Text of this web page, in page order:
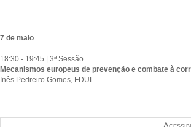
7 de maio
18:30 - 19:45 | 3ª Sessão
Mecanismos europeus de prevenção e combate à
Inês Pedreiro Gomes, FDUL